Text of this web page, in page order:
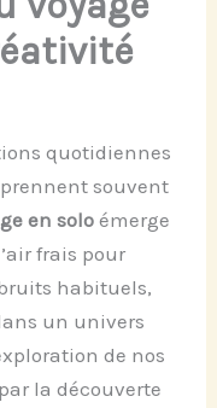
quotidiennes
souvent
en soloémerge
frais pour
habituels,
un univers
de nos
la découverte